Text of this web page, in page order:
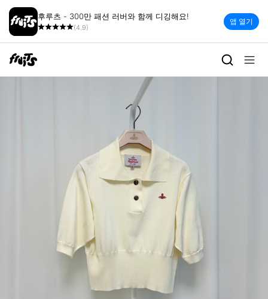
후루츠 - 300만 패션 러버와 함께 디깅해요!
(4.9)
앱 열기